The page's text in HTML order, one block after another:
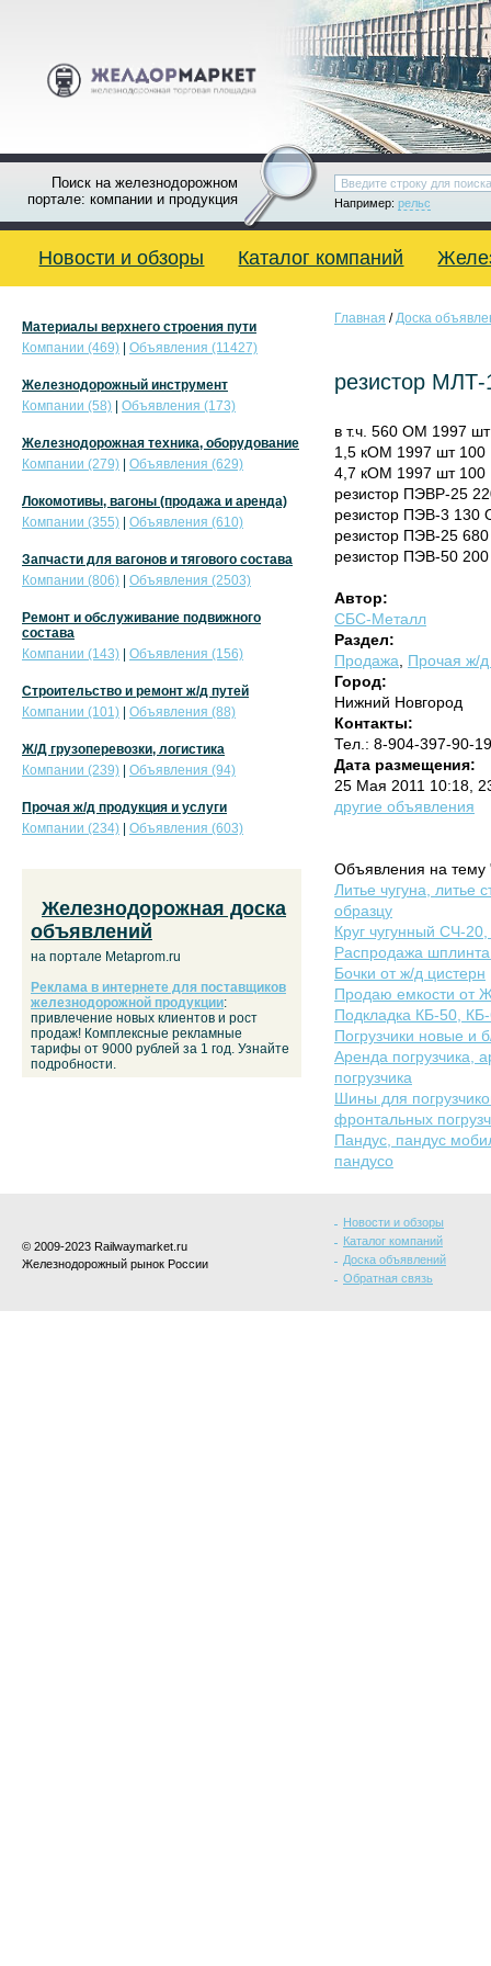
Поиск на железнодорожном
портале: компании и продукция
Например: рельс
Новости и обзоры Каталог компаний
Главная /Доска
резистор МЛТ-
в т.ч. 560 ОМ 1997
1,5 кОМ 1997 шт 100
4,7 кОМ 1997 шт 100
резистор ПЭВР-25
резистор ПЭВ-3 130
резистор ПЭВ-25
резистор ПЭВ-50
Автор:
СБС-Металл
Раздел:
Продажа
Прочая ж/д
Город:
Нижний Новгород
Контакты:
Тел.: 8-904-397-90-
Дата размещения:
25 Мая 2011 10:18,
другие объявления
Объявления на тему
Литье чугуна, литье
образцу
Круг чугунный СЧ-20,
Распродажа
Бочки от ж/д цистерн
Продаю емкости от
Подкладка КБ-50,
Погрузчики новые и
Аренда погрузчика,
погрузчика
Шины для
фронтальных
Пандус, пандус
пандусо
Материалы верхнего строения пути
Компании (469)
Объявления (11427)
Железнодорожный инструмент
Компании (58)
Объявления (173)
Железнодорожная техника, оборудование
Компании (279)
Объявления (629)
Локомотивы, вагоны (продажа и аренда)
Компании (355)
Объявления (610)
Запчасти для вагонов и тягового состава
Компании (806)
Объявления (2503)
Ремонт и обслуживание подвижного
состава
Компании (143)
Объявления (156)
Строительство и ремонт ж/д путей
Компании (101)
Объявления (88)
Ж/Д грузоперевозки, логистика
Компании (239)
Объявления (94)
Прочая ж/д продукция и услуги
Компании (234)
Объявления (603)
Железнодорожная доска
объявлений
на портале Metaprom.ru
Реклама в интернете для поставщиков
железнодорожной продукции:
привлечение новых клиентов и рост
продаж! Комплексные рекламные
тарифы от 9000 рублей за 1 год. Узнайте
подробности.
© 2009-2023 Railwaymarket.ru
Железнодорожный рынок России
Новости и обзоры
Каталог компаний
Доска объявлений
Обратная связь